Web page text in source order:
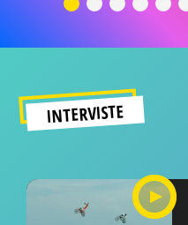
INTERVISTE